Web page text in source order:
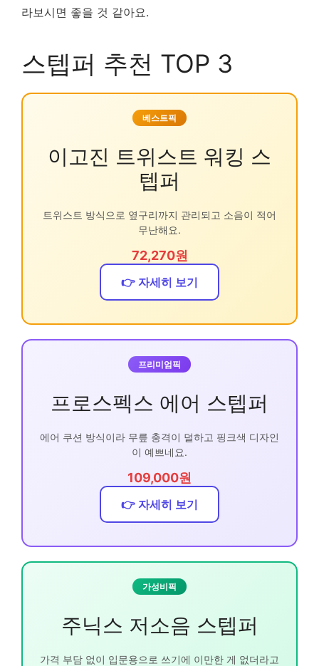
라보시면 좋을 것 같아요.
스텝퍼 추천 TOP 3
베스트픽
이고진 트위스트 워킹 스
텝퍼
트위스트 방식으로 옆구리까지 관리되고 소음이 적어
무난해요.
72,270원
👉 자세히 보기
프리미엄픽
프로스펙스 에어 스텝퍼
에어 쿠션 방식이라 무릎 충격이 덜하고 핑크색 디자인
이 예쁘네요.
109,000원
👉 자세히 보기
가성비픽
주닉스 저소음 스텝퍼
가격 부담 없이 입문용으로 쓰기에 이만한 게 없더라고